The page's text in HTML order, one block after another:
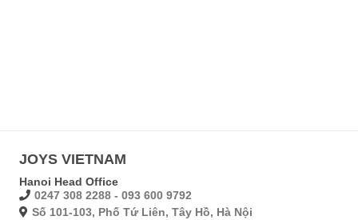
JOYS VIETNAM
Hanoi Head Office
0247 308 2288 - 093 600 9792
Số 101-103, Phố Tứ Liên, Tây Hồ, Hà Nội